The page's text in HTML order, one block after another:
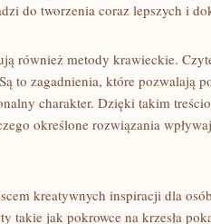
do tworzenia coraz lepszych i
również metody krawieckie.
to zagadnienia, które pozwalają
charakter. Dzięki takim
określone rozwiązania
kreatywnych inspiracji dla
takie jak pokrowce na krzesła